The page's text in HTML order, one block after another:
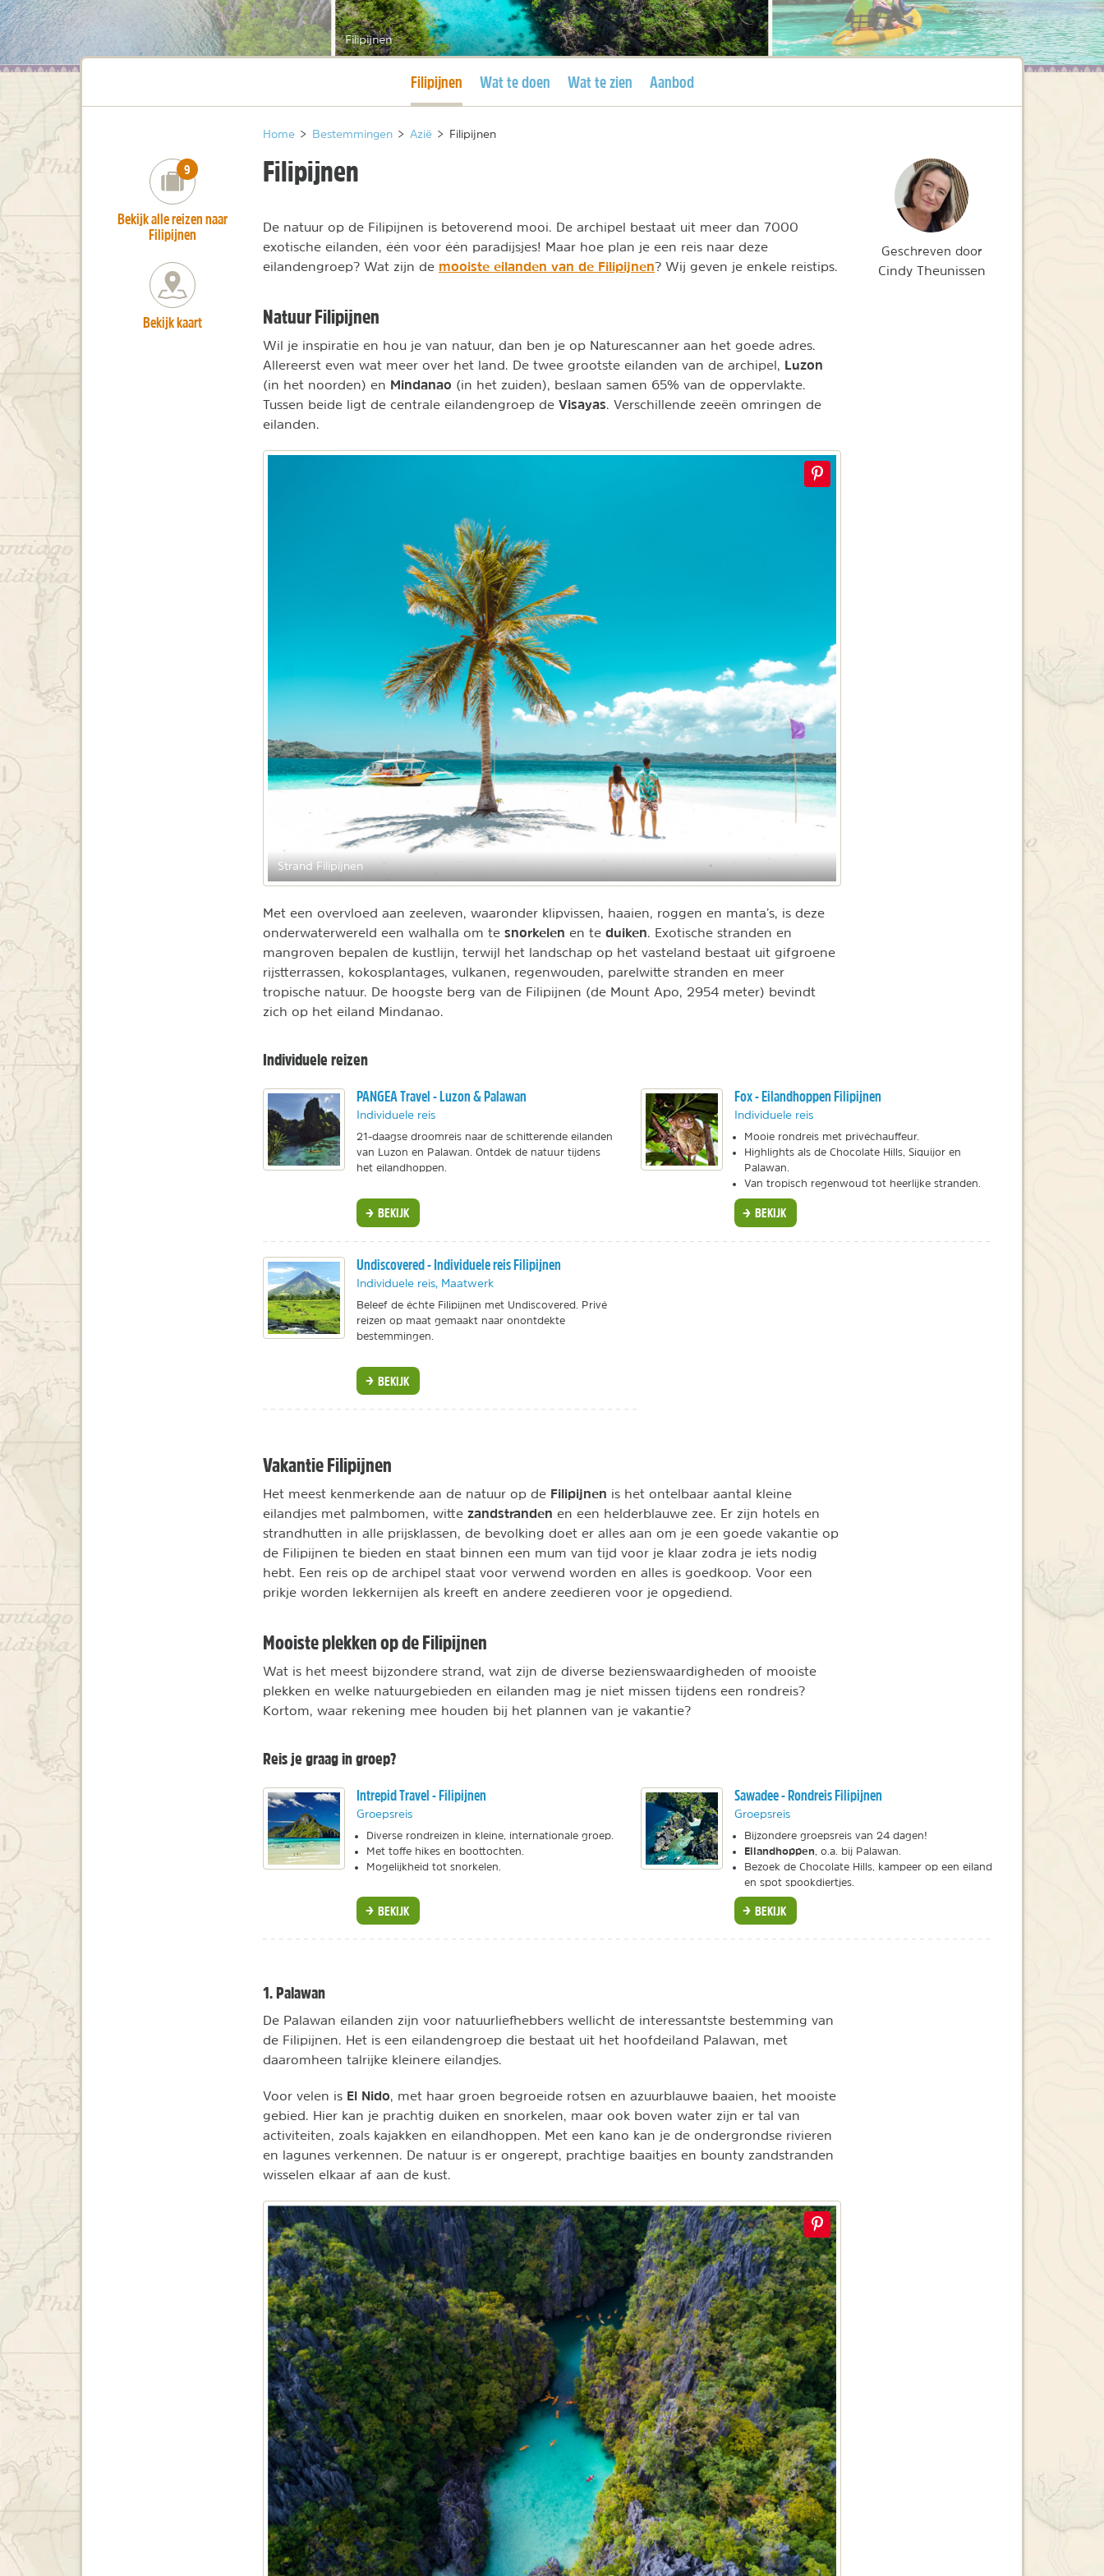
Filipijnen
Huidige pagina
Filipijnen Wat te doen Wat te zien Aanbod
Home > Bestemmingen > Azië > Filipijnen
Filipijnen
De natuur op de Filipijnen is betoverend mooi. De archipel bestaat uit meer dan 7000
exotische eilanden, één voor één paradijsjes! Maar hoe plan je een reis naar deze
eilandengroep? Wat zijn de mooiste eilanden van de Filipijnen? Wij geven je enkele reistips.
Natuur Filipijnen
Wil je inspiratie en hou je van natuur, dan ben je op Naturescanner aan het goede adres.
Allereerst even wat meer over het land. De twee grootste eilanden van de archipel, Luzon
(in het noorden) en Mindanao (in het zuiden), beslaan samen 65% van de oppervlakte.
Tussen beide ligt de centrale eilandengroep de Visayas. Verschillende zeeën omringen de
eilanden.
Strand Filipijnen
Met een overvloed aan zeeleven, waaronder klipvissen, haaien, roggen en manta’s, is deze
onderwaterwereld een walhalla om te snorkelen en te duiken. Exotische stranden en
mangroven bepalen de kustlijn, terwijl het landschap op het vasteland bestaat uit gifgroene
rijstterrassen, kokosplantages, vulkanen, regenwouden, parelwitte stranden en meer
tropische natuur. De hoogste berg van de Filipijnen (de Mount Apo, 2954 meter) bevindt
zich op het eiland Mindanao.
Individuele reizen
PANGEA Travel - Luzon & Palawan
Individuele reis
21-daagse droomreis naar de schitterende eilanden
van Luzon en Palawan. Ontdek de natuur tijdens
het eilandhoppen.
BEKIJK
Fox - Eilandhoppen Filipijnen
Individuele reis
Mooie rondreis met privéchauffeur.
Highlights als de Chocolate Hills, Siquijor en
Palawan.
Van tropisch regenwoud tot heerlijke stranden.
BEKIJK
Undiscovered - Individuele reis Filipijnen
Individuele reis, Maatwerk
Beleef de échte Filipijnen met Undiscovered. Privé
reizen op maat gemaakt naar onontdekte
bestemmingen.
BEKIJK
Vakantie Filipijnen
Het meest kenmerkende aan de natuur op de Filipijnen is het ontelbaar aantal kleine
eilandjes met palmbomen, witte zandstranden en een helderblauwe zee. Er zijn hotels en
strandhutten in alle prijsklassen, de bevolking doet er alles aan om je een goede vakantie op
de Filipijnen te bieden en staat binnen een mum van tijd voor je klaar zodra je iets nodig
hebt. Een reis op de archipel staat voor verwend worden en alles is goedkoop. Voor een
prikje worden lekkernijen als kreeft en andere zeedieren voor je opgediend.
Mooiste plekken op de Filipijnen
Wat is het meest bijzondere strand, wat zijn de diverse bezienswaardigheden of mooiste
plekken en welke natuurgebieden en eilanden mag je niet missen tijdens een rondreis?
Kortom, waar rekening mee houden bij het plannen van je vakantie?
Reis je graag in groep?
Intrepid Travel - Filipijnen
Groepsreis
Diverse rondreizen in kleine, internationale groep.
Met toffe hikes en boottochten.
Mogelijkheid tot snorkelen.
BEKIJK
Sawadee - Rondreis Filipijnen
Groepsreis
Bijzondere groepsreis van 24 dagen!
Eilandhoppen , o.a. bij Palawan.
Bezoek de Chocolate Hills, kampeer op een eiland
en spot spookdiertjes.
BEKIJK
1. Palawan
De Palawan eilanden zijn voor natuurliefhebbers wellicht de interessantste bestemming van
de Filipijnen. Het is een eilandengroep die bestaat uit het hoofdeiland Palawan, met
daaromheen talrijke kleinere eilandjes.
Voor velen is El Nido , met haar groen begroeide rotsen en azuurblauwe baaien,
het mooiste
gebied. Hier kan je prachtig duiken en snorkelen, maar ook boven water zijn er tal van
activiteiten, zoals kajakken en eilandhoppen. Met een kano kan je de ondergrondse rivieren
en lagunes verkennen. De natuur is er ongerept, prachtige baaitjes en bounty zandstranden
wisselen elkaar af aan de kust.
number_of_trips:
9
Bekijk alle reizen naar
Filipijnen
Bekijk kaart
Geschreven door
Cindy Theunissen